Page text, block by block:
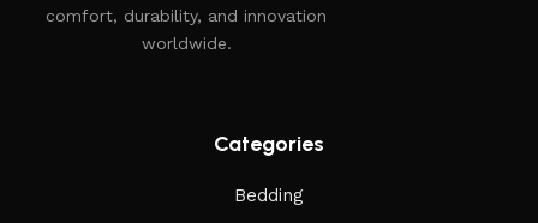
comfort, durability, and innovation
worldwide.
Categories
Bedding